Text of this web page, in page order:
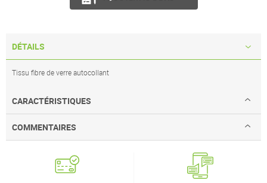
DÉTAILS
Tissu fibre de verre autocollant
CARACTÉRISTIQUES
COMMENTAIRES